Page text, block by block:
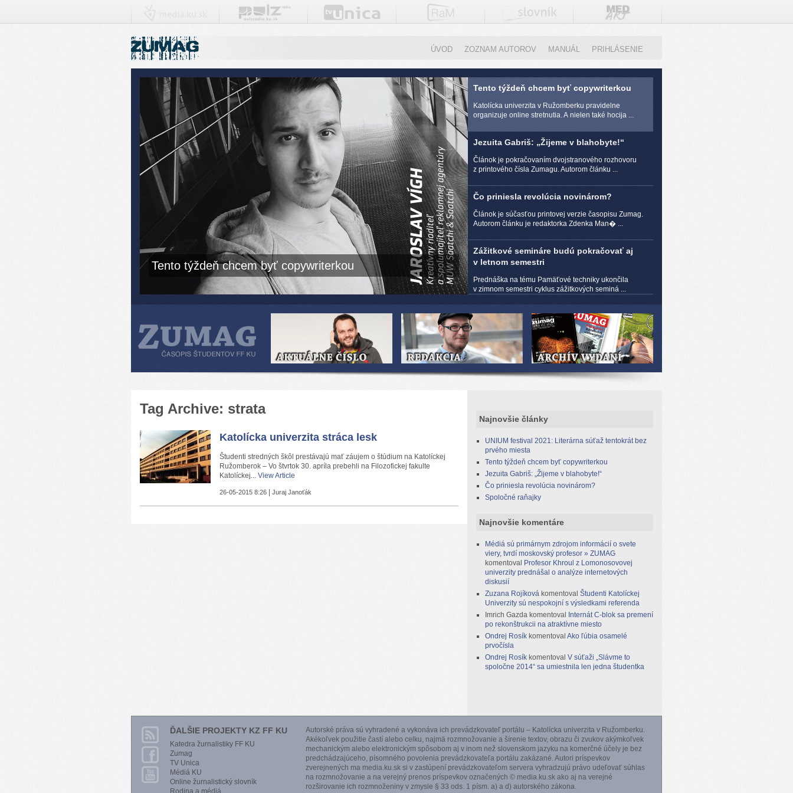
ÚVOD ZOZNAM AUTOROV MANUÁL PRIHLÁSENIE
Tento týždeň chcem byť copywriterkou
Tento týždeň chcem byť copywriterkou
Katolícka univerzita v Ružomberku pravidelne
organizuje online stretnutia. A nielen také hocija ...
Jezuita Gabriš: „Žijeme v blahobyte!“
Článok je pokračovaním dvojstranového rozhovoru
z printového čísla Zumagu. Autorom článku ...
Čo priniesla revolúcia novinárom?
Článok je súčasťou printovej verzie časopisu Zumag.
Autorom článku je redaktorka Zdenka Man� ...
Zážitkové semináre budú pokračovať aj
v letnom semestri
Prednáška na tému Pamäťové techniky ukončila
v zimnom semestri cyklus zážitkových seminá ...
Tag Archive: strata
Katolícka univerzita stráca lesk
Študenti stredných škôl prestávajú mať záujem o štúdium na Katolíckej
Ružomberok – Vo štvrtok 30. apríla prebehli na Filozofickej fakulte
Katolíckej... View Article
26-05-2015 8:26 Juraj Janoťák
Najnovšie články
UNIUM festival 2021: Literárna súťaž tentokrát bez
prvého miesta
Tento týždeň chcem byť copywriterkou
Jezuita Gabriš: „Žijeme v blahobyte!“
Čo priniesla revolúcia novinárom?
Spoločné raňajky
Najnovšie komentáre
Médiá sú primárnym zdrojom informácií o svete
viery, tvrdí moskovský profesor » ZUMAG
komentoval Profesor Khroul z Lomonosovovej
univerzity prednášal o analýze internetových
diskusií
Zuzana Rojíková komentoval Študenti Katolíckej
Univerzity sú nespokojní s výsledkami referenda
Imrich Gazda komentoval
Internát C-blok sa premení
po rekonštrukcii na atraktívne miesto
Ondrej Rosík komentoval Ako ľúbia osamelé
prvočísla
Ondrej Rosík komentoval V súťaži „Slávme to
spoločne 2014“ sa umiestnila len jedna študentka
ĎALŠIE PROJEKTY KZ FF KU
Katedra žurnalistiky FF KU
Zumag
TV Unica
Médiá KU
Online žurnalistický slovník
Rodina a médiá
Autorské práva sú vyhradené a vykonáva ich prevádzkovateľ portálu – Katolícka univerzita v Ružomberku.
Akékoľvek použitie častí alebo celku, najmä rozmnožovanie a šírenie textov, obrazu či zvukov akýmkoľvek
mechanickým alebo elektronickým spôsobom aj v inom než slovenskom jazyku na komerčné účely je bez
predchádzajúceho, písomného povolenia prevádzkovateľa portálu zakázané. Autori príspevkov
zverejnených ma media.ku.sk si v zastúpení prevádzkovateľom servera vyhradzujú právo udeľovať súhlas
na rozmnožovanie a na verejný prenos príspevkov označených © media.ku.sk ako aj na verejné
rozširovanie ich rozmnoženiny v zmysle § 33 ods. 1 písm. a) a d) autorského zákona.